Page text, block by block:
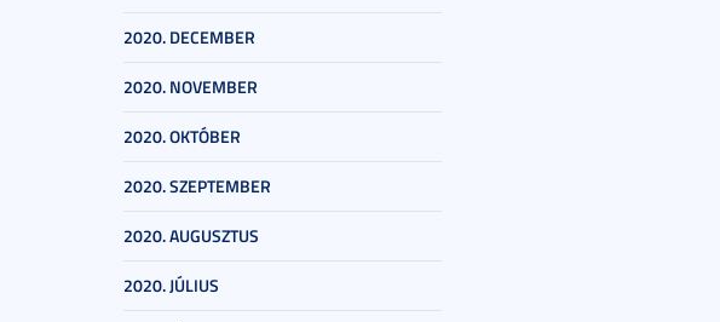
2020. DECEMBER
2020. NOVEMBER
2020. OKTÓBER
2020. SZEPTEMBER
2020. AUGUSZTUS
2020. JÚLIUS